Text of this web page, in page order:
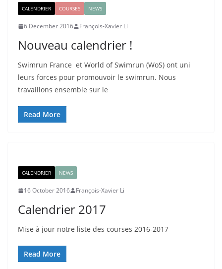
CALENDRIER COURSES NEWS
6 December 2016 François-Xavier Li
Nouveau calendrier !
Swimrun France et World of Swimrun (WoS) ont uni
leurs forces pour promouvoir le swimrun. Nous
travaillons ensemble sur le
Read More
CALENDRIER NEWS
16 October 2016 François-Xavier Li
Calendrier 2017
Mise à jour notre liste des courses 2016-2017
Read More